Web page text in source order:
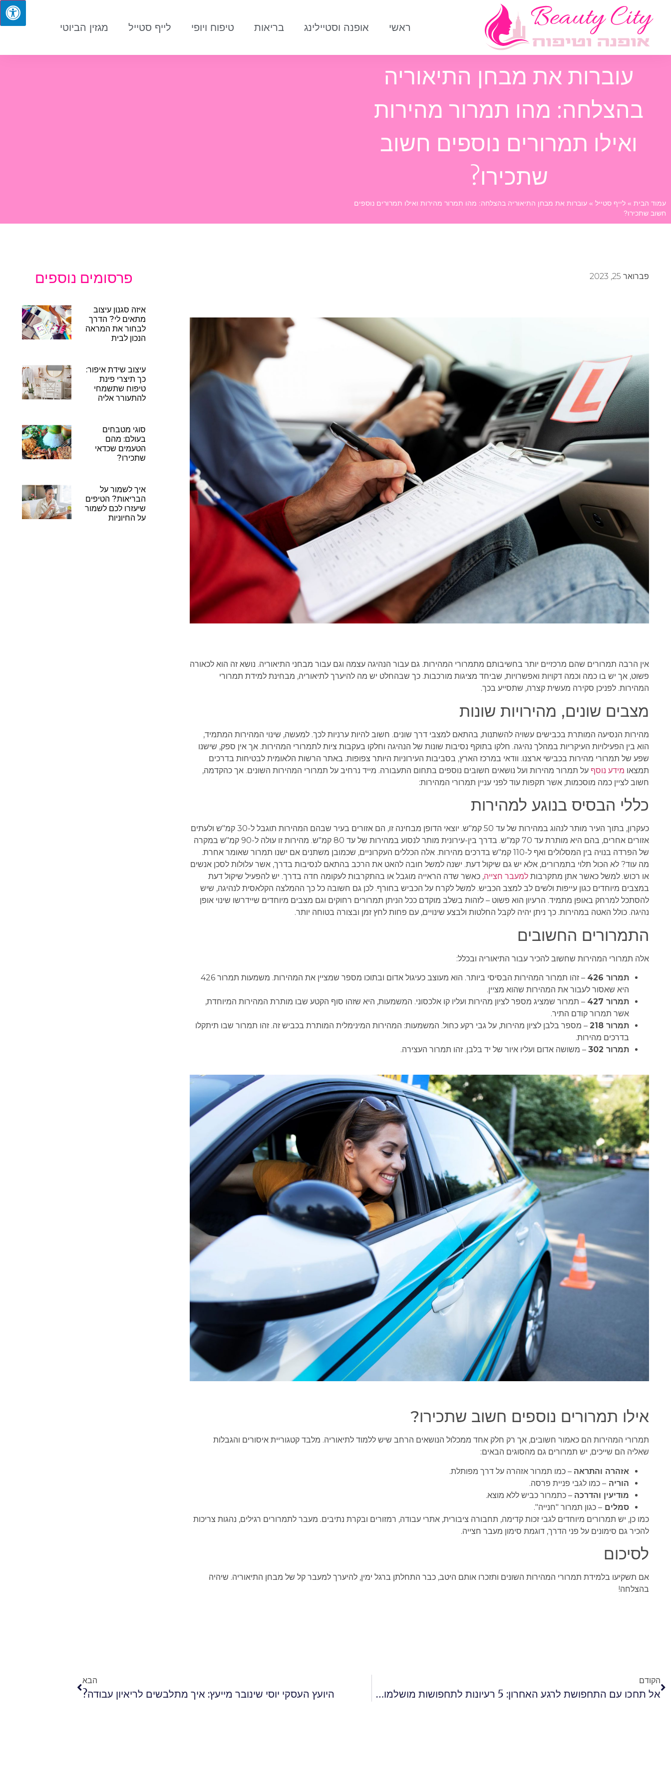
ראשי אופנה וסטיילינג בריאות טיפוח ויופי לייף סטייל מגזין הביוטי
עוברות את מבחן התיאוריה
בהצלחה: מהו תמרור מהירות
ואילו תמרורים נוספים חשוב
שתכירו?
עמוד הבית » לייף סטייל » עוברות את מבחן התיאוריה בהצלחה: מהו תמרור מהירות ואילו תמרורים נוספים
חשוב שתכירו?
פברואר 25, 2023
אין הרבה תמרורים שהם מרכזיים יותר בחשיבותם מתמרורי המהירות. גם עבור הנהיגה עצמה וגם עבור מבחני התיאוריה. נושא זה הוא לכאורה
פשוט, אך יש בו כמה וכמה דקויות ואפשרויות, שביחד מציגות מורכבות. כך שבהחלט יש מה להיערך לתיאוריה, מבחינת למידת תמרורי
המהירות. לפניכן סקירה מעשית קצרה, שתסייע בכך.
מצבים שונים, מהירויות שונות
מהירות הנסיעה המותרת בכבישים עשויה להשתנות, בהתאם למצבי דרך שונים. חשוב להיות ערניות לכך. למעשה, שינוי המהירות המתמיד,
הוא בין הפעילויות העיקריות במהלך נהיגה. חלקו בתוקף נסיבות שונות של הנהיגה וחלקו בעקבות ציות לתמרורי המהירות. אך אין ספק, שישנו
שפע של תמרורי מהירות בכבישי ארצנו. וודאי במרכז הארץ, בסביבות העירוניות היותר צפופות. באתר הרשות הלאומית לבטיחות בדרכים
תמצאו מידע נוסף על תמרור מהירות ועל נושאים חשובים נוספים בתחום התעבורה. מייד נרחיב על תמרורי המהירות השונים. אך כהקדמה,
חשוב לציין כמה מוסכמות, אשר תקפות עוד לפני עניין תמרורי המהירות:
כללי הבסיס בנוגע למהירות
כעקרון, בתוך העיר מותר לנהוג במהירות של עד 50 קמ"ש. יוצאי הדופן מבחינה זו, הם אזורים בעיר שבהם המהירות תוגבל ל-30 קמ"ש ולעתים
אזורים אחרים, בהם היא מותרת עד 70 קמ"ש. בדרך בין-עירונית מותר לנסוע במהירות של עד 80 קמ"ש. מהירות זו עולה ל-90 קמ"ש במקרה
של הפרדה בנויה בין המסלולים ואף ל-110 קמ"ש בדרכים מהירות. אלה הכללים העקרוניים, שכמובן משתנים אם ישנו תמרור שאומר אחרת.
מה עוד? לא הכול תלוי בתמרורים, אלא יש גם שיקול דעת. ישנה למשל חובה להאט את הרכב בהתאם לנסיבות בדרך, אשר עלולות לסכן אנשים
או רכוש. למשל כאשר אתן מתקרבות למעבר חצייה, כאשר שדה הראייה מוגבל או בהתקרבות לעקומה חדה בדרך. יש להפעיל שיקול דעת
במצבים מיוחדים כגון עייפות ולשים לב למצב הכביש. למשל לקרח על הכביש בחורף. לכן גם חשובה כל כך ההמלצה הקלאסית לנהיגה, שיש
להסתכל למרחק באופן מתמיד. הרעיון הוא פשוט – לזהות בשלב מוקדם ככל הניתן תמרורים רחוקים וגם מצבים מיוחדים שיידרשו שינוי אופן
נהיגה. כולל האטה במהירות. כך ניתן יהיה לקבל החלטות ולבצע שינויים, עם פחות לחץ זמן ובצורה בטוחה יותר.
התמרורים החשובים
אלה תמרורי המהירות שחשוב להכיר עבור התיאוריה ובכלל:
תמרור 426
– זהו תמרור המהירות הבסיסי ביותר. הוא מעוצב כעיגול אדום ובתוכו מספר שמציין את המהירות. משמעות תמרור 426
היא שאסור לעבור את המהירות שהוא מציין.
תמרור 427 – תמרור שמציג מספר לציון מהירות ועליו קו אלכסוני. המשמעות, היא שזהו סוף הקטע שבו מותרת המהירות המיוחדת,
אשר תמרור קודם התיר.
תמרור 218 – מספר בלבן לציון מהירות, על גבי רקע כחול. המשמעות: המהירות המינימלית המותרת בכביש זה. זהו תמרור שבו תיתקלו
בדרכים מהירות.
תמרור 302 – משושה אדום ועליו איור של יד בלבן. זהו תמרור העצירה.
אילו תמרורים נוספים חשוב שתכירו?
תמרורי המהירות הם כאמור חשובים, אך רק חלק אחד ממכלול הנושאים הרחב שיש ללמוד לתיאוריה. מלבד קטגוריית איסורים והגבלות
שאליה הם שייכים, יש תמרורים גם מהסוגים הבאים:
אזהרה והתראה – כמו תמרור אזהרה על דרך מפותלת.
הוריה – כמו לגבי פניית פרסה.
מודיעין והדרכה – כתמרור כביש ללא מוצא.
סמלים – כגון תמרור "חנייה".
כמו כן, יש תמרורים מיוחדים לגבי זכות קדימה, תחבורה ציבורית, אתרי עבודה, רמזורים ובקרת נתיבים. מעבר לתמרורים רגילים, נהגות צריכות
להכיר גם סימונים על פני הדרך, דוגמת סימון מעבר חצייה.
לסיכום
אם תשקיעו בלמידת תמרורי המהירות השונים ותזכרו אותם היטב, כבר התחלתן ברגל ימין, להיערך למעבר קל של מבחן התיאוריה. שיהיה
בהצלחה!
פרסומים נוספים
איזה סגנון עיצוב
מתאים לי? הדרך
לבחור את המראה
הנכון לבית
עיצוב שידת איפור:
כך תיצרי פינת
טיפוח שתשמחי
להתעורר אליה
סוגי מטבחים
בעולם: מהם
הטעמים שכדאי
שתכירו?
איך לשמור על
הבריאות? הטיפים
שיעזרו לכם לשמור
על החיוניות
הקודם
אל תחכו עם התחפושת לרגע האחרון: 5 רעיונות לתחפושות מושלמות לפורים 2023
הבא
היועץ העסקי יוסי שינובר מייעץ: איך מתלבשים לריאיון עבודה?